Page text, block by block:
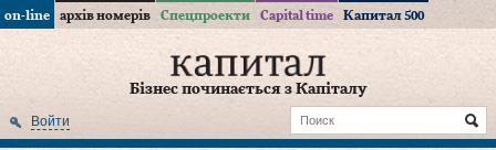
on-line архів номерів Спецпроекти Capital time Капитал 500
Бізнес починається з Капіталу
Войти